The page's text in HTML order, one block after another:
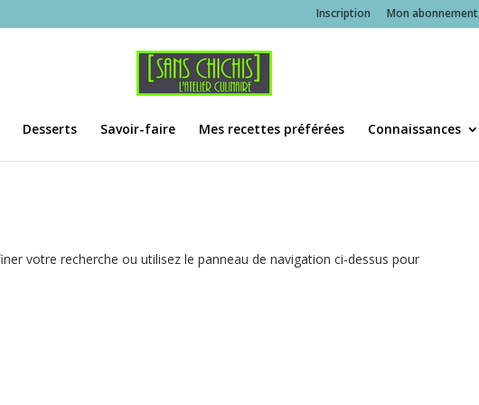
Inscription Mon abonnement
Desserts Savoir-faire Mes recettes préférées Connaissances
votre recherche ou utilisez le panneau de navigation ci-dessus pour